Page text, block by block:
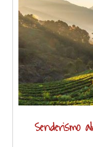
Senderismo